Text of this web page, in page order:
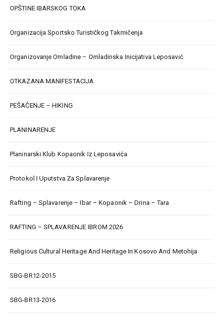
OPŠTINE IBARSKOG TOKA
Organizacija Sportsko Turističkog Takmičenja
Organizovanje Omladine – Omladinska Inicijativa Leposavić
OTKAZANA MANIFESTACIJA
PEŠAČENJE – HIKING
PLANINARENJE
Planinarski Klub Kopaonik Iz Leposavića
Protokol I Uputstva Za Splavarenje
Rafting – Splavarenje – Ibar – Kopaonik – Drina – Tara
RAFTING – SPLAVARENJE IBROM 2026
Religious Cultural Heritage And Heritage In Kosovo And Metohija
SBG-BR12-2015
SBG-BR13-2016